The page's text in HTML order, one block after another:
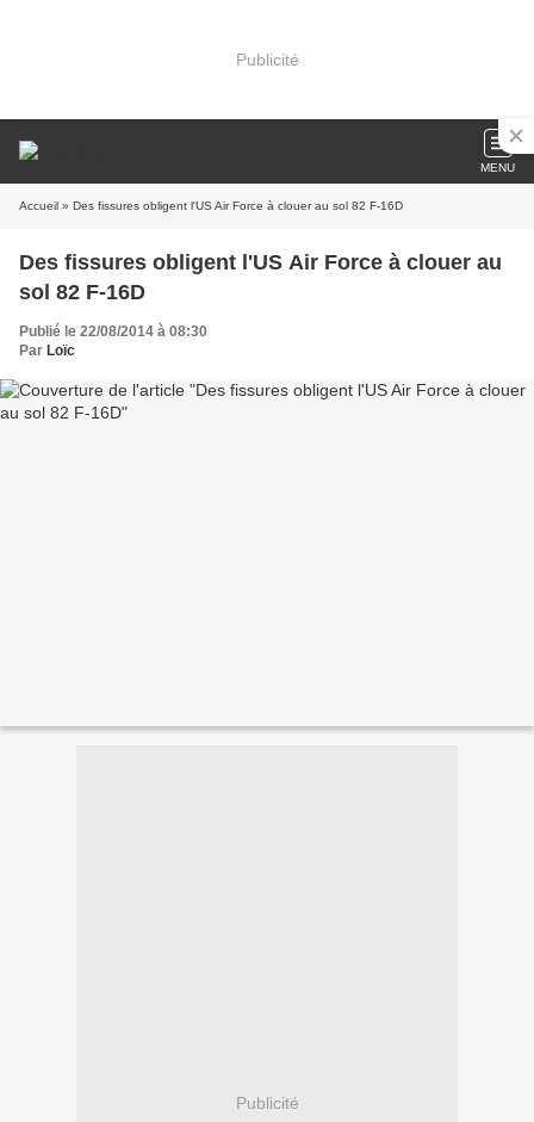
Publicité
MENU
Accueil » Des fissures obligent l'US Air Force à clouer au sol 82 F-16D
Des fissures obligent l'US Air Force à clouer au
sol 82 F-16D
Publié le 22/08/2014 à 08:30
Par Loïc
Publicité